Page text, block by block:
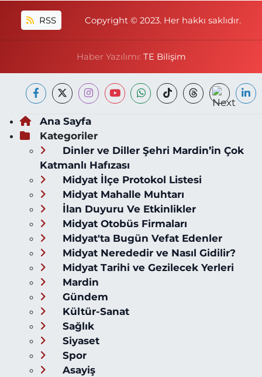
RSS Copyright © 2023. Her hakkı saklıdır.
Haber Yazılımı: TE Bilişim
Ana Sayfa
Kategoriler
Dinler ve Diller Şehri Mardin’in Çok
Katmanlı Hafızası
Midyat İlçe Protokol Listesi
Midyat Mahalle Muhtarı
İlan Duyuru Ve Etkinlikler
Midyat Otobüs Firmaları
Midyat'ta Bugün Vefat Edenler
Midyat Nerededir ve Nasıl Gidilir?
Midyat Tarihi ve Gezilecek Yerleri
Mardin
Gündem
Kültür-Sanat
Sağlık
Siyaset
Spor
Asayiş